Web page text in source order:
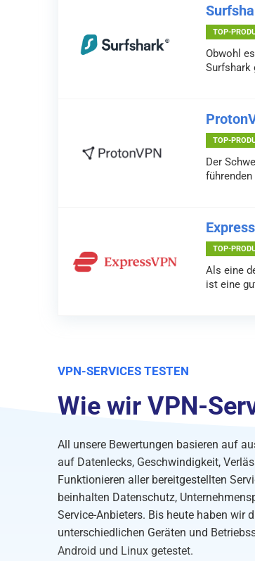
TOP-
Obwohl
Surfshark
TOP-
Der
führenden
TOP-
Als eine
ist eine
VPN-SERVICES TESTEN
Wie wir VPN-
All unsere Bewertungen basieren auf
auf Datenlecks, Geschwindigkeit,
Funktionieren aller bereitgestellten
beinhalten Datenschutz,
Service-Anbieters. Bis heute haben wir
unterschiedlichen Geräten und
Android und Linux getestet.